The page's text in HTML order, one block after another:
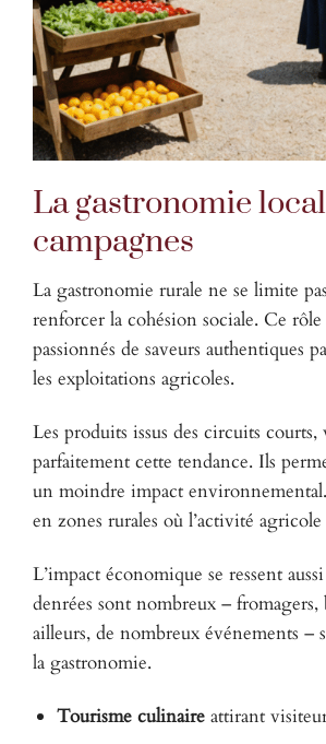
La gastronomie
campagnes
La gastronomie rurale ne se limite
renforcer la cohésion sociale. Ce
passionnés de saveurs authentiques
les exploitations agricoles.
Les produits issus des circuits
parfaitement cette tendance. Ils
un moindre impact
en zones rurales où l’activité
L’impact économique se ressent
denrées sont nombreux –
ailleurs, de nombreux événements –
la gastronomie.
Tourisme culinaire attirant